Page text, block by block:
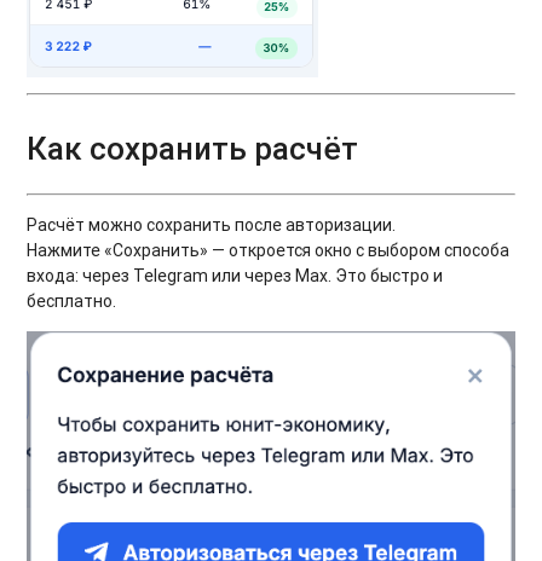
Как сохранить расчёт
Расчёт можно сохранить после авторизации.
Нажмите «Сохранить» — откроется окно с выбором способа
входа: через Telegram или через Max. Это быстро и
бесплатно.